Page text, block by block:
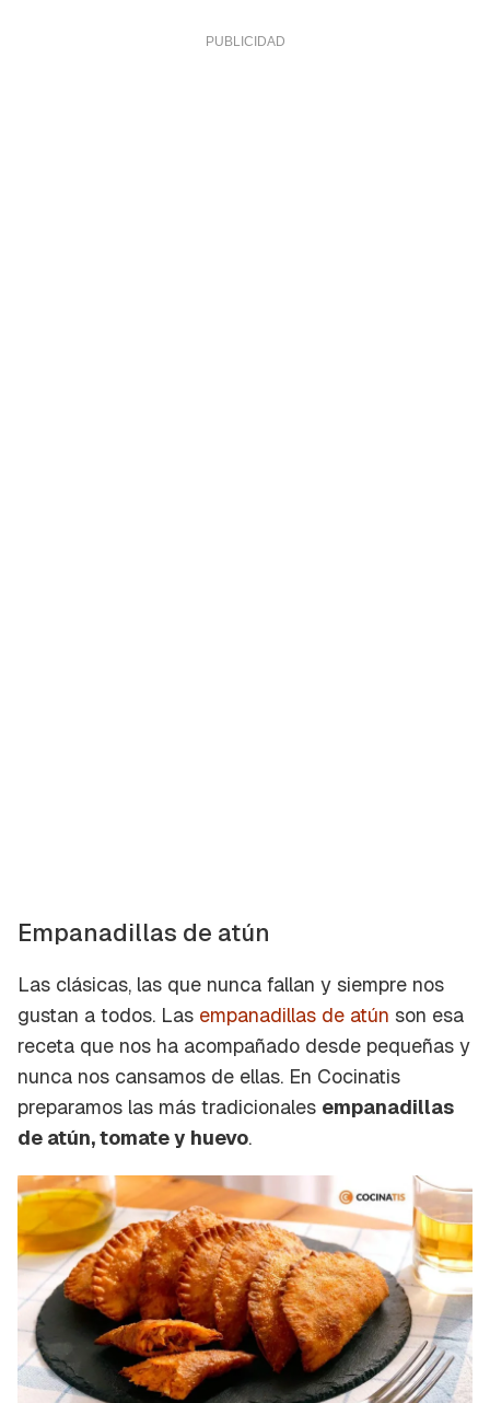
Empanadillas de atún
Las clásicas, las que nunca fallan y siempre nos
gustan a todos. Las empanadillas de atún son esa
receta que nos ha acompañado desde pequeñas y
nunca nos cansamos de ellas. En Cocinatis
preparamos las más tradicionales empanadillas
de atún, tomate y huevo.